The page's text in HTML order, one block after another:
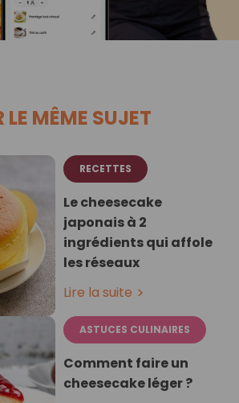
LE MÊME SUJET
RECETTES
Le cheesecake
japonais à 2
ingrédients qui affole
les réseaux
Lire la suite
ASTUCES CULINAIRES
Comment faire un
cheesecake léger ?